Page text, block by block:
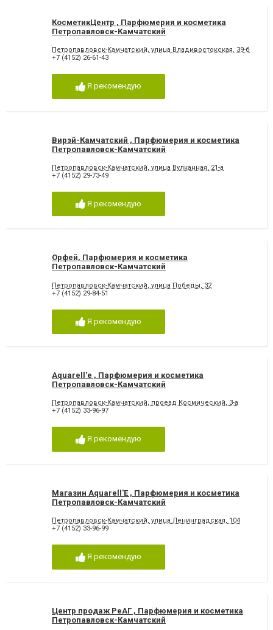
КосметикЦентр , Парфюмерия и косметика
Петропавловск-Камчатский
Петропавловск-Камчатский, улица Владивостокская, 39-б
+7 (4152) 26-61-43
Я рекомендую
Вирэй-Камчатский , Парфюмерия и косметика
Петропавловск-Камчатский
Петропавловск-Камчатский, улица Вулканная, 21-а
+7 (4152) 29-73-49
Я рекомендую
Орфей, Парфюмерия и косметика
Петропавловск-Камчатский
Петропавловск-Камчатский, улица Победы, 32
+7 (4152) 29-84-51
Я рекомендую
Aquarell'e , Парфюмерия и косметика
Петропавловск-Камчатский
Петропавловск-Камчатский, проезд Космический, 3-а
+7 (4152) 33-96-97
Я рекомендую
Магазин Aquarell'E , Парфюмерия и косметика
Петропавловск-Камчатский
Петропавловск-Камчатский, улица Ленинградская, 104
+7 (4152) 33-96-99
Я рекомендую
Центр продаж РеАГ , Парфюмерия и косметика
Петропавловск-Камчатский